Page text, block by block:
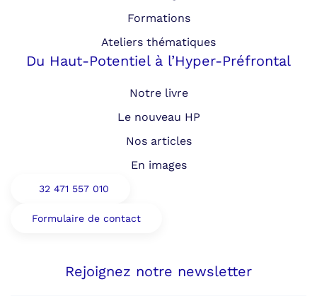
Formations
Ateliers thématiques
Du Haut-Potentiel à l’Hyper-Préfrontal
Notre livre
Le nouveau HP
Nos articles
En images
32 471 557 010
Formulaire de contact
Rejoignez notre newsletter